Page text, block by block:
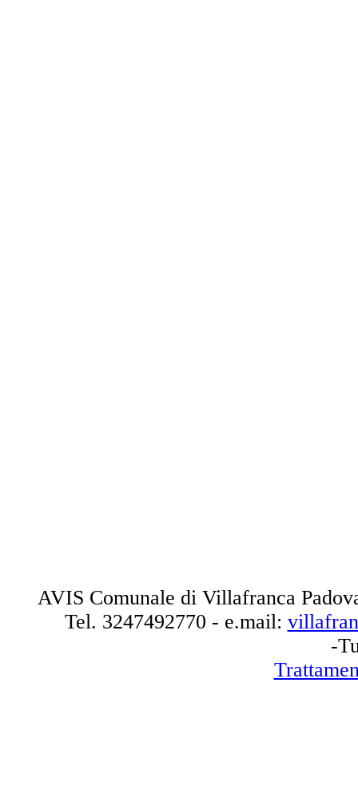
AVIS Comunale di Villafranca
Tel. 3247492770 - e.mail:
-